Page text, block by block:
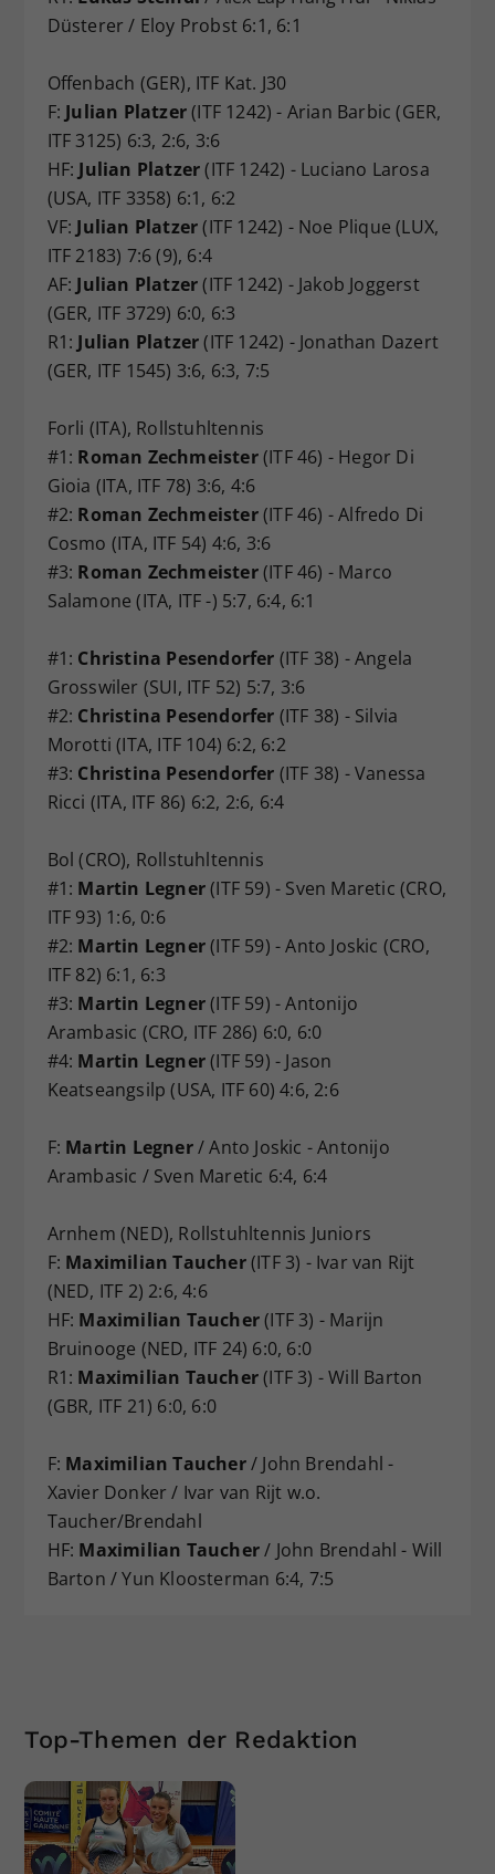
Düsterer / Eloy Probst 6:1, 6:1
Offenbach (GER), ITF Kat. J30
F: Julian Platzer(ITF 1242) - Arian Barbic (GER,
ITF 3125) 6:3, 2:6, 3:6
HF: Julian Platzer(ITF 1242) - Luciano Larosa
(USA, ITF 3358) 6:1, 6:2
VF: Julian Platzer(ITF 1242) - Noe Plique (LUX,
ITF 2183) 7:6 (9), 6:4
AF: Julian Platzer(ITF 1242) - Jakob Joggerst
(GER, ITF 3729) 6:0, 6:3
R1: Julian Platzer(ITF 1242) - Jonathan Dazert
(GER, ITF 1545) 3:6, 6:3, 7:5
Forli (ITA), Rollstuhltennis
#1: Roman Zechmeister(ITF 46) - Hegor Di
Gioia (ITA, ITF 78) 3:6, 4:6
#2: Roman Zechmeister(ITF 46) - Alfredo Di
Cosmo (ITA, ITF 54) 4:6, 3:6
#3: Roman Zechmeister(ITF 46) - Marco
Salamone (ITA, ITF -) 5:7, 6:4, 6:1
#1: Christina Pesendorfer (ITF 38) - Angela
Grosswiler (SUI, ITF 52) 5:7, 3:6
#2: Christina Pesendorfer (ITF 38) - Silvia
Morotti (ITA, ITF 104) 6:2, 6:2
#3: Christina Pesendorfer (ITF 38) - Vanessa
Ricci (ITA, ITF 86) 6:2, 2:6, 6:4
Bol (CRO), Rollstuhltennis
#1: Martin Legner(ITF 59) - Sven Maretic (CRO,
ITF 93) 1:6, 0:6
#2: Martin Legner(ITF 59) - Anto Joskic (CRO,
ITF 82) 6:1, 6:3
#3: Martin Legner(ITF 59) - Antonijo
Arambasic (CRO, ITF 286) 6:0, 6:0
#4: Martin Legner(ITF 59) - Jason
Keatseangsilp (USA, ITF 60) 4:6, 2:6
F: Martin Legner/ Anto Joskic - Antonijo
Arambasic / Sven Maretic 6:4, 6:4
Arnhem (NED), Rollstuhltennis Juniors
F: Maximilian Taucher(ITF 3) - Ivar van Rijt
(NED, ITF 2) 2:6, 4:6
HF: Maximilian Taucher(ITF 3) - Marijn
Bruinooge (NED, ITF 24) 6:0, 6:0
R1: Maximilian Taucher(ITF 3) - Will Barton
(GBR, ITF 21) 6:0, 6:0
F: Maximilian Taucher/ John Brendahl -
Xavier Donker / Ivar van Rijt w.o.
Taucher/Brendahl
HF: Maximilian Taucher/ John Brendahl - Will
Barton / Yun Kloosterman 6:4, 7:5
Top-Themen der Redaktion